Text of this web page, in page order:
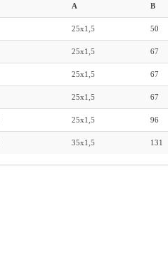
A B
25x1,5 50
25x1,5 67
25x1,5 67
25x1,5 67
25x1,5 96
35x1,5 131